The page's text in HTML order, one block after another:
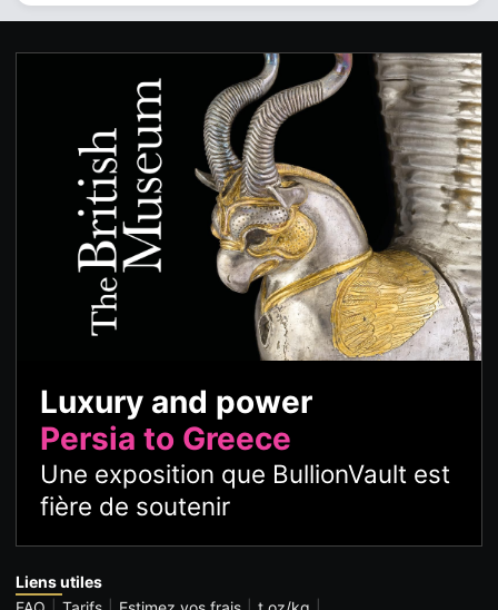
Luxury and power
Persia to Greece
Une exposition que BullionVault est
fière de soutenir
Liens utiles